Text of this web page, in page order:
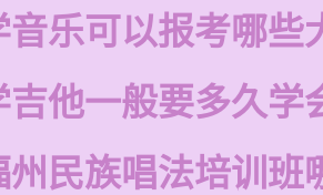
音乐可以报考哪些
吉他一般要多久学
州民族唱法培训班